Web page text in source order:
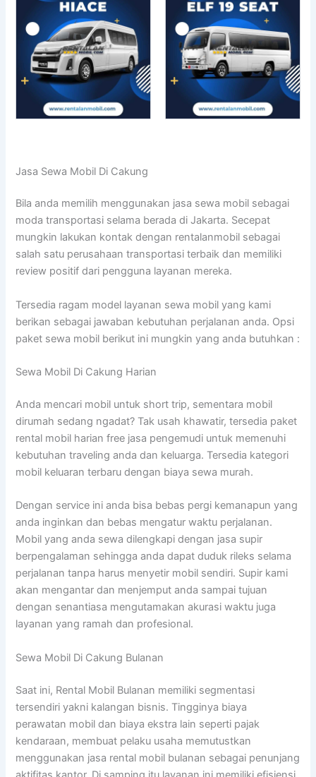
Jasa Sewa Mobil Di Cakung
Bila anda memilih menggunakan jasa sewa mobil sebagai
moda transportasi selama berada di Jakarta. Secepat
mungkin lakukan kontak dengan rentalanmobil sebagai
salah satu perusahaan transportasi terbaik dan memiliki
review positif dari pengguna layanan mereka.
Tersedia ragam model layanan sewa mobil yang kami
berikan sebagai jawaban kebutuhan perjalanan anda. Opsi
paket sewa mobil berikut ini mungkin yang anda butuhkan :
Sewa Mobil Di Cakung Harian
Anda mencari mobil untuk short trip, sementara mobil
dirumah sedang ngadat? Tak usah khawatir, tersedia paket
rental mobil harian free jasa pengemudi untuk memenuhi
kebutuhan traveling anda dan keluarga. Tersedia kategori
mobil keluaran terbaru dengan biaya sewa murah.
Dengan service ini anda bisa bebas pergi kemanapun yang
anda inginkan dan bebas mengatur waktu perjalanan.
Mobil yang anda sewa dilengkapi dengan jasa supir
berpengalaman sehingga anda dapat duduk rileks selama
perjalanan tanpa harus menyetir mobil sendiri. Supir kami
akan mengantar dan menjemput anda sampai tujuan
dengan senantiasa mengutamakan akurasi waktu juga
layanan yang ramah dan profesional.
Sewa Mobil Di Cakung Bulanan
Saat ini, Rental Mobil Bulanan memiliki segmentasi
tersendiri yakni kalangan bisnis. Tingginya biaya
perawatan mobil dan biaya ekstra lain seperti pajak
kendaraan, membuat pelaku usaha memutustkan
menggunakan jasa rental mobil bulanan sebagai penunjang